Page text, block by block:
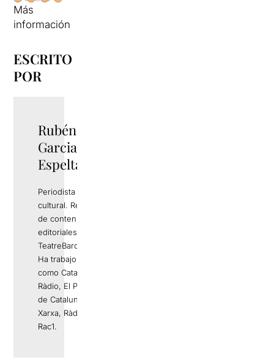
Más
información
ESCRITO
POR
Rubén
Garcia
Espelta
Periodista y gestor
cultural. Responsable
de contenidos
editoriales de
TeatreBarcelona.com.
Ha trabajo en medios
como Catalunya
Ràdio, El Periódico
de Catalunya, La
Xarxa, Ràdio 4 o
Rac1.